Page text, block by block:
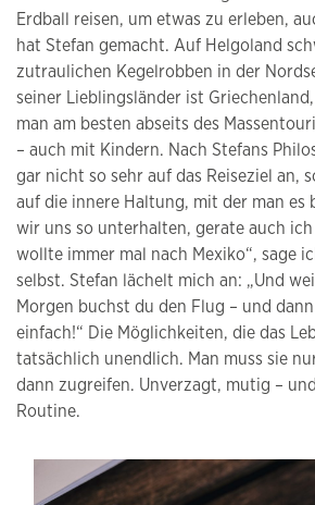
Erdball reisen, um etwas zu erleben,
hat Stefan gemacht. Auf Helgoland
zutraulichen Kegelrobben in der
seiner Lieblingsländer ist
man am besten abseits des
– auch mit Kindern. Nach Stefans
gar nicht so sehr auf das Reiseziel an,
auf die innere Haltung, mit der man es
wir uns so unterhalten, gerate auch ich
wollte immer mal nach Mexiko“, sage
selbst. Stefan lächelt mich an: „Und
Morgen buchst du den Flug – und
einfach!“ Die Möglichkeiten, die das
tatsächlich unendlich. Man muss sie
dann zugreifen. Unverzagt, mutig –
Routine.